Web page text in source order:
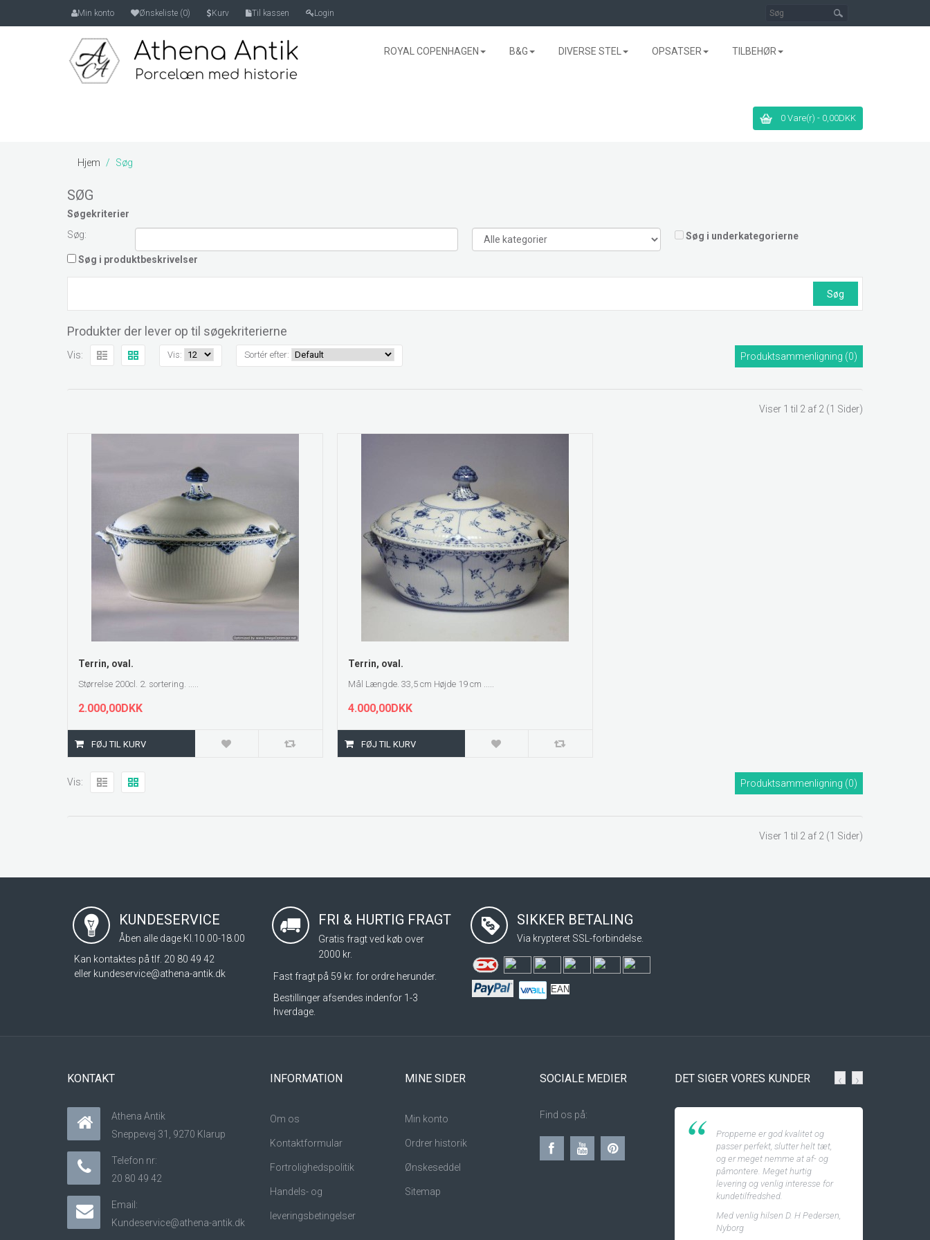
Min konto Ønskeliste (0) Kurv Til kassen Login
ROYAL COPENHAGEN B&G DIVERSE STEL OPSATSER TILBEHØR
0 Vare(r) - 0,00DKK
Hjem Søg
SØG
Søgekriterier
Søg:
Søg i underkategorierne
Søg i produktbeskrivelser
Produkter der lever op til søgekriterierne
Vis: Vis: Sortér efter: Produktsammenligning (0)
Viser 1 til 2 af 2 (1 Sider)
Terrin, oval.
Størrelse 200cl. 2. sortering. .....
2.000,00DKK
Terrin, oval.
Mål Længde. 33,5 cm Højde 19 cm .....
4.000,00DKK
Vis: Produktsammenligning (0)
Viser 1 til 2 af 2 (1 Sider)
KUNDESERVICE
Åben alle dage Kl.10.00-18.00
Kan kontaktes på tlf. 20 80 49 42
eller kundeservice@athena-antik.dk
FRI & HURTIG FRAGT
Gratis fragt ved køb over
2000 kr.
Fast fragt på 59 kr. for ordre herunder.
Bestillinger afsendes indenfor 1-3
hverdage.
SIKKER BETALING
Via krypteret SSL-forbindelse.
EAN
KONTAKT
Athena Antik
Sneppevej 31, 9270 Klarup
Telefon nr:
20 80 49 42
Email:
Kundeservice@athena-antik.dk
INFORMATION
Om os
Kontaktformular
Fortrolighedspolitik
Handels- og
leveringsbetingelser
MINE SIDER
Min konto
Ordrer historik
Ønskeseddel
Sitemap
SOCIALE MEDIER
Find os på:
DET SIGER VORES KUNDER
Propperne er god kvalitet og
passer perfekt, slutter helt tæt,
og er meget nemme at af- og
påmontere. Meget hurtig
levering og venlig interesse for
kundetilfredshed.
Med venlig hilsen D. H Pedersen,
Nyborg
‹ ›